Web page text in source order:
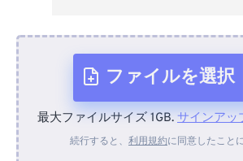
ファイルを選択
デバイスから
最大ファイルサイズ 1GB. サインアッ
続行すると、 利用規約に同意したこと